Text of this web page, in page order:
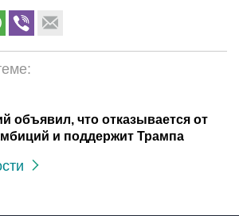
объявил, что отказывается от
и поддержит Трампа